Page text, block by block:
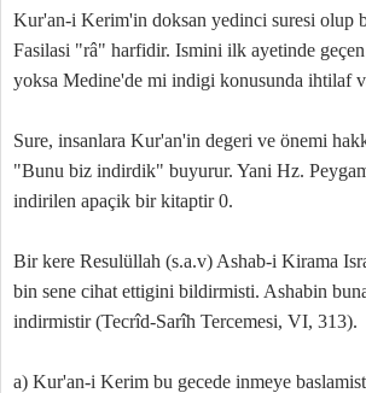
Kur'an-i Kerim'in doksan yedinci suresi olup
Fasilasi "râ" harfidir. Ismini ilk ayetinde
yoksa Medine'de mi indigi konusunda ihtilaf
Sure, insanlara Kur'an'in degeri ve önemi
"Bunu biz indirdik" buyurur. Yani Hz.
indirilen apaçik bir kitaptir 0.
Bir kere Resulüllah (s.a.v) Ashab-i Kirama
bin sene cihat ettigini bildirmisti. Ashabin
indirmistir (Tecrîd-Sarîh Tercemesi, VI, 313).
a) Kur'an-i Kerim bu gecede inmeye